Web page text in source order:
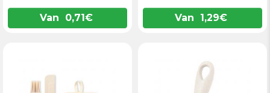
Van 0,71€ Van 1,29€